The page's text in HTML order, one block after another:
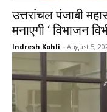
उत्तरांचल पंजाबी
मनाएगी ‘ विभाजन
Indresh Kohli - August 5,